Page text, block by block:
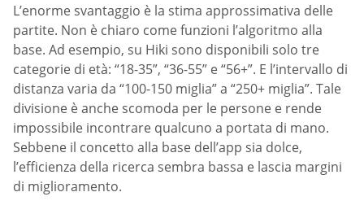
L’enorme svantaggio è la stima approssimativa delle
partite. Non è chiaro come funzioni l’algoritmo alla
base. Ad esempio, su Hiki sono disponibili solo tre
categorie di età: “18-35”, “36-55” e “56+”. E l’intervallo di
distanza varia da “100-150 miglia” a “250+ miglia”. Tale
divisione è anche scomoda per le persone e rende
impossibile incontrare qualcuno a portata di mano.
Sebbene il concetto alla base dell’app sia dolce,
l’efficienza della ricerca sembra bassa e lascia margini
di miglioramento.